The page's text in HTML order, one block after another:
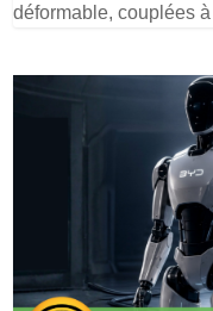
déformable, couplées